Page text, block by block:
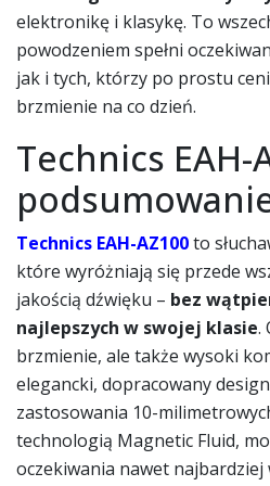
elektronikę i klasykę. To
powodzeniem spełni
jak i tych, którzy po prostu
brzmienie na co dzień.
Technics EAH-
Technics EAH-AZ100to
które wyróżniają się przede
jakością dźwięku – bez
najlepszych w swojej klasie.
brzmienie, ale także wysoki
elegancki, dopracowany
zastosowania 10-
technologią Magnetic Fluid,
oczekiwania nawet najbardziej